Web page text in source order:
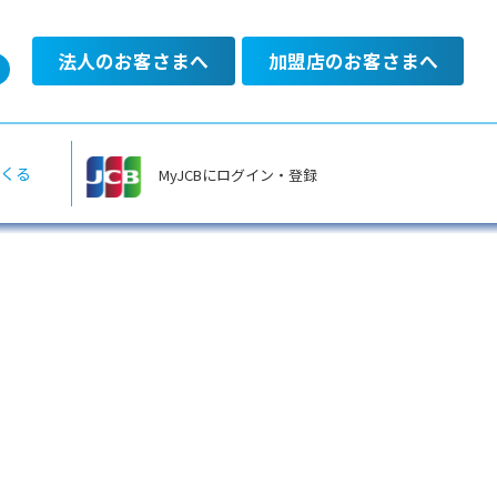
法人のお客さまへ 加盟店のお客さまへ
ご質問
金のお支払い
る MyJCBにログイン・登録